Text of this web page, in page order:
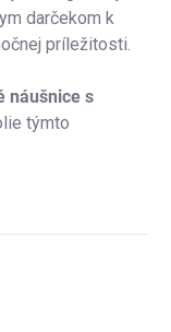
darčekom k
príležitosti.
náušnice s
týmto